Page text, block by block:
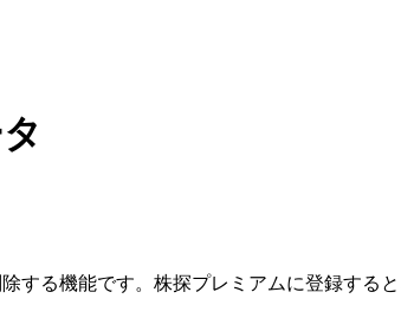
する機能です。 株探プレミアムに登録する